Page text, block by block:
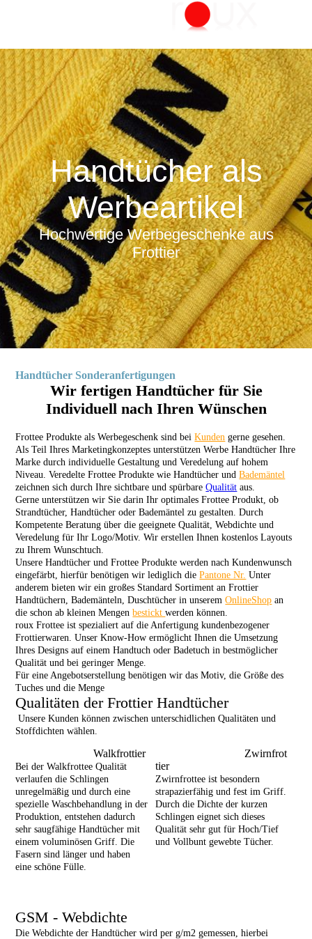
Handtücher als
Werbeartikel
Hochwertige Werbegeschenke aus
Frottier
Handtücher Sonderanfertigungen
Wir fertigen Handtücher für Sie
Individuell nach Ihren Wünschen
Frottee Produkte als Werbegeschenk sind beiKunden gerne gesehen.
Als Teil Ihres Marketingkonzeptes unterstützen Werbe Handtücher Ihre
Marke durch individuelle Gestaltung und Veredelung auf hohem
Niveau. Veredelte Frottee Produkte wie Handtücher undBademäntel
zeichnen sich durch Ihre sichtbare und spürbareQualität aus.
Gerne unterstützen wir Sie darin Ihr optimales Frottee Produkt, ob
Strandtücher, Handtücher oder Bademäntel zu gestalten. Durch
Kompetente Beratung über die geeigneteQualität, Webdichte und
Veredelung für Ihr Logo/Motiv. Wir erstellen Ihnen kostenlos Layouts
zu Ihrem Wunschtuch.
Unsere Handtücher und Frottee Produkte werden nach Kundenwunsch
eingefärbt, hierfür benötigen wir lediglich diePantone Nr. Unter
anderem bieten wir ein großes Standard Sortiment an Frottier
Handtüchern, Bademänteln, Duschtücher in unseremOnlineShop an
die schon ab kleinen Mengenbesticktwerden können.
roux Frottee ist spezialiert auf die Anfertigung kundenbezogener
Frottierwaren. Unser Know-How ermöglicht Ihnen die Umsetzung
Ihres Designs auf einem Handtuch oder Badetuch in bestmöglicher
Qualität und bei geringer Menge.
Für eine Angebotserstellung benötigen wir das Motiv, die Größe des
Tuches und die Menge
Qualitäten der Frottier Handtücher
Unsere Kunden können zwischen unterschidlichen Qualitäten und
Stoffdichten wählen.
Walkfrottier
Bei der Walkfrottee Qualität
verlaufen die Schlingen
unregelmäßig und durch eine
spezielle Waschbehandlung in der
Produktion, entstehen dadurch
sehr saugfähigeHandtücher mit
einem voluminösen Griff. Die
Fasern sind länger und haben
eine schöne Fülle.
Zwirnfrot
tier
Zwirnfrottee ist besondern
strapazierfähig und fest im Griff.
Durch die Dichte der kurzen
Schlingen eignet sich dieses
Qualität sehr gut für Hoch/Tief
und Vollbunt gewebte Tücher.
GSM - Webdichte
Die Webdichte der Handtücher wird per g/m2 gemessen, hierbei